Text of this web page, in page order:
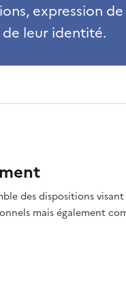
expression
leur identité.
des dispositions visant
mais également